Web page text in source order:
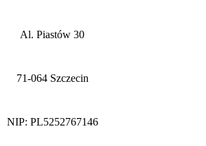
Al. Piastów 30
71-064 Szczecin
NIP: PL5252767146